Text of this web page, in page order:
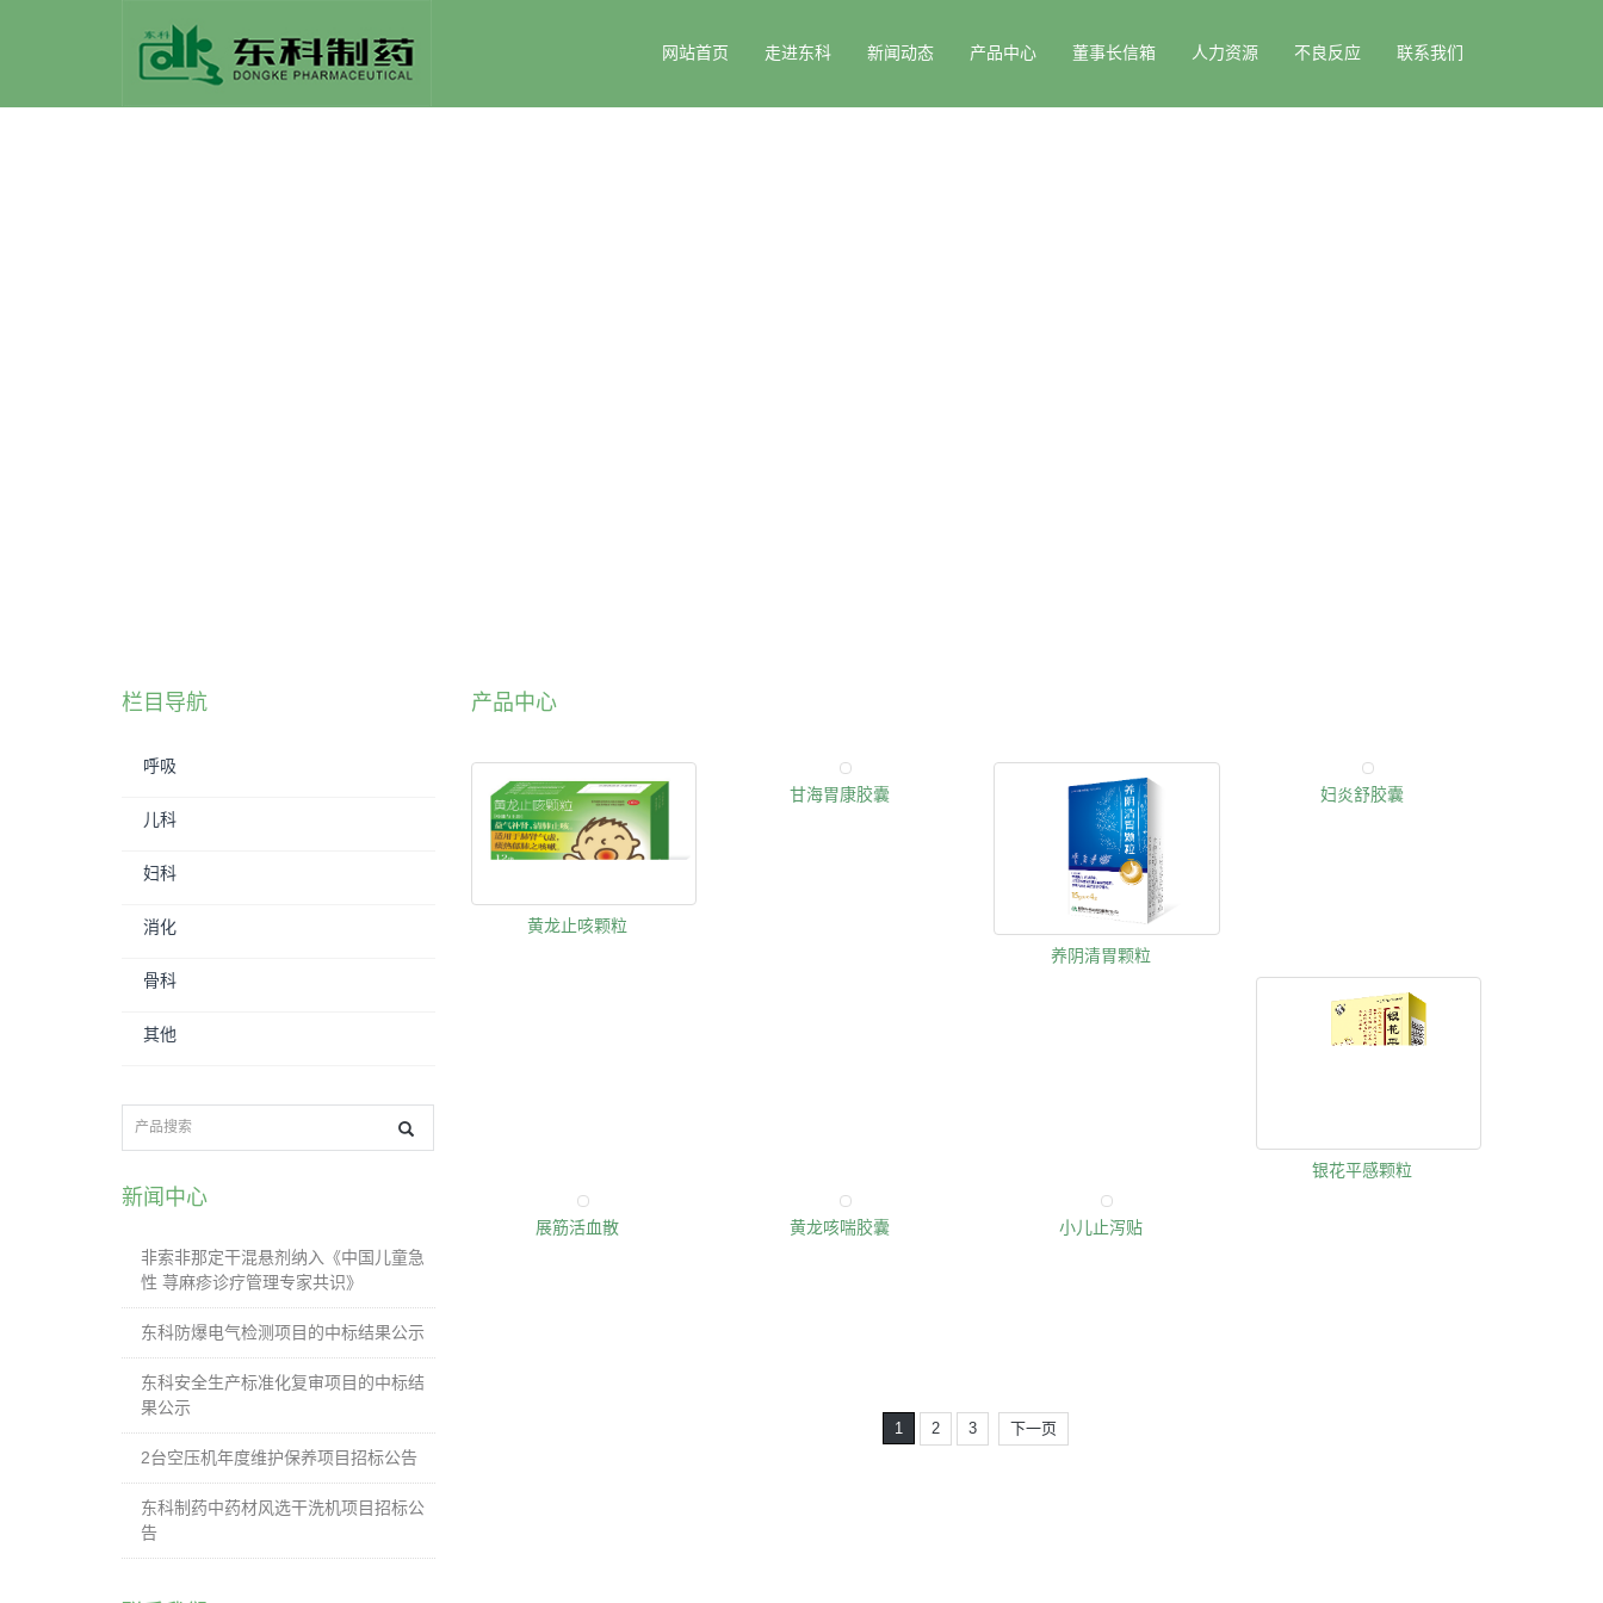
网站首页 走进东科 新闻动态 产品中心 董事长信箱 人力资源 不良反应 联系我们
产品中心
黄龙止咳颗粒
甘海胃康胶囊
养阴清胃颗粒
妇炎舒胶囊
银花平感颗粒
展筋活血散 黄龙咳喘胶囊 小儿止泻贴
1 2 3 下一页
栏目导航
呼吸
儿科
妇科
消化
骨科
其他
新闻中心
非索非那定干混悬剂纳入《中国儿童急
性 荨麻疹诊疗管理专家共识》
东科防爆电气检测项目的中标结果公示
东科安全生产标准化复审项目的中标结
果公示
2台空压机年度维护保养项目招标公告
东科制药中药材风选干洗机项目招标公
告